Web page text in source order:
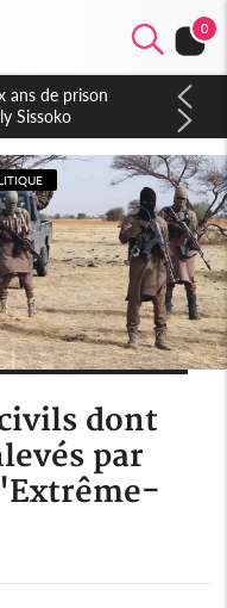
0
acheteurs des
dont
par